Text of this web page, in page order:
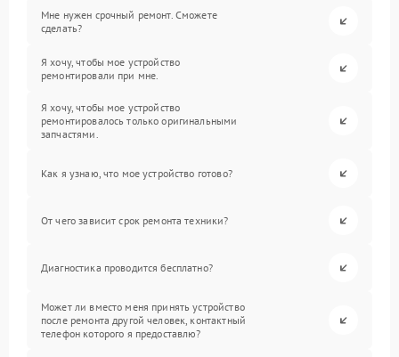
Мне нужен срочный ремонт. Сможете
сделать?
Я хочу, чтобы мое устройство
ремонтировали при мне.
Я хочу, чтобы мое устройство
ремонтировалось только оригинальными
запчастями.
Как я узнаю, что мое устройство готово?
От чего зависит срок ремонта техники?
Диагностика проводится бесплатно?
Может ли вместо меня принять устройство
после ремонта другой человек, контактный
телефон которого я предоставлю?